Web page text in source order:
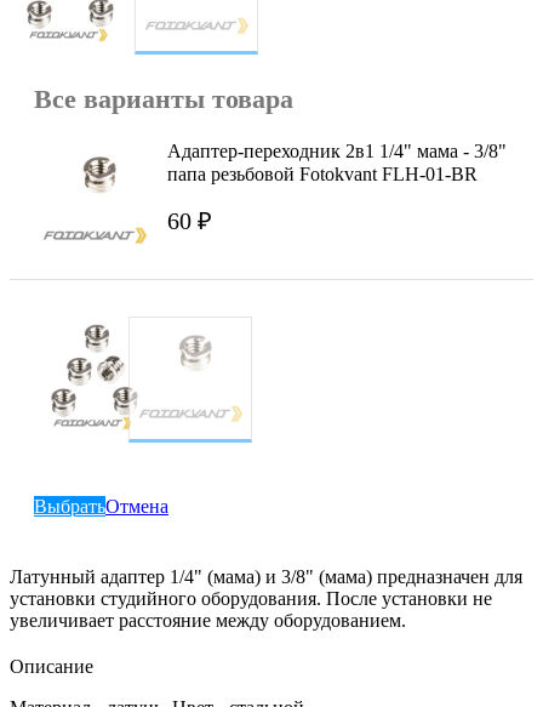
Все варианты товара
Адаптер-переходник 2в1 1/4" мама - 3/8"
папа резьбовой Fotokvant FLH-01-BR
60 ₽
ВыбратьОтмена
Латунный адаптер 1/4" (мама) и 3/8" (мама) предназначен для
установки студийного оборудования. После установки не
увеличивает расстояние между оборудованием.
Описание